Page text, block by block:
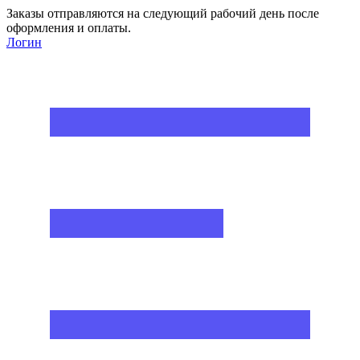
Заказы отправляются на следующий рабочий день после
оформления и оплаты.
Логин